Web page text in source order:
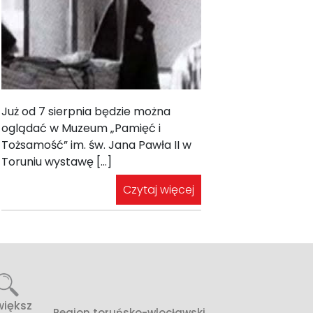
Już od 7 sierpnia będzie można
oglądać w Muzeum „Pamięć i
Tożsamość” im. św. Jana Pawła II w
Toruniu wystawę […]
Czytaj więcej